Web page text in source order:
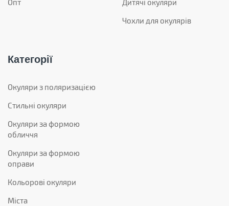
Опт
Дитячі окуляри
Чохли для окулярів
Категорії
Окуляри з поляризацією
Стильні окуляри
Окуляри за формою
обличчя
Окуляри за формою
оправи
Кольорові окуляри
Міста